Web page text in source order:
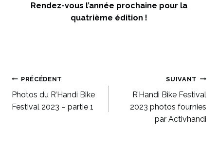
Rendez-vous l’année prochaine pour la
quatrième édition !
Navigation
de
PRÉCÉDENT
Photos du R’Handi Bike
Festival 2023 – partie 1
SUIVANT
R’Handi Bike Festival
2023 photos fournies
par Activhandi